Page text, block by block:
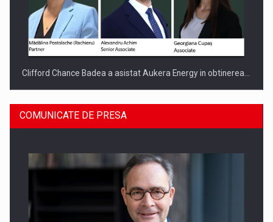
Clifford Chance Badea a asistat Aukera Energy in obtinerea…
COMUNICATE DE PRESA